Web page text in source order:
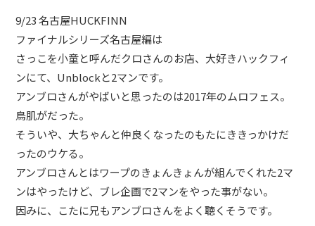
9/23 名古屋HUCKFINN
ファイナルシリーズ名古屋編は
さっこを小童と呼んだクロさんのお店、大好きハックフィ
ンにて、Unblockと2マンです。
アンブロさんがやばいと思ったのは2017年のムロフェス。
鳥肌がだった。
そういや、大ちゃんと仲良くなったのもたにききっかけだ
ったのウケる。
アンブロさんとはワープのきょんきょんが組んでくれた2マ
ンはやったけど、ブレ企画で2マンをやった事がない。
因みに、こたに兄もアンブロさんをよく聴くそうです。